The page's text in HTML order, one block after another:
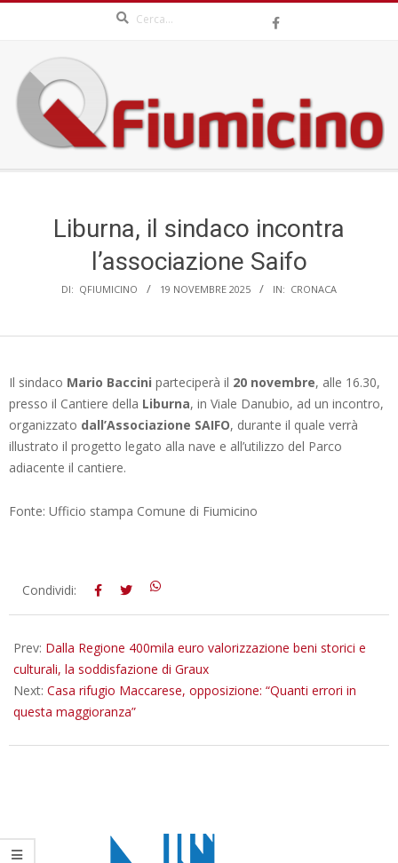
content
QFIUMICINO.COM
Liburna, il sindaco incontra
l’associazione Saifo
DI: QFIUMICINO 19 NOVEMBRE 2025 IN: CRONACA
Il sindaco Mario Baccini parteciperà il 20 novembre, alle 16.30,
presso il Cantiere della Liburna, in Viale Danubio, ad un incontro,
organizzato dall’Associazione SAIFO, durante il quale verrà
illustrato il progetto legato alla nave e all’utilizzo del Parco
adiacente il cantiere.
Fonte: Ufficio stampa Comune di Fiumicino
2025-
Condividi:
Prev: Dalla Regione 400mila euro valorizzazione beni storici e
culturali, la soddisfazione di Graux
Next: Casa rifugio Maccarese, opposizione: “Quanti errori in
questa maggioranza”